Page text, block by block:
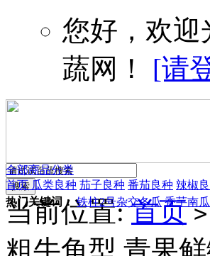
您好，欢迎
蔬网！ [请
热门关键词： 铁柱2号杂交冬瓜 香芋南瓜
全部商品分类
首页 瓜类良种 茄子良种 番茄良种 辣椒
当前位置:首页 >